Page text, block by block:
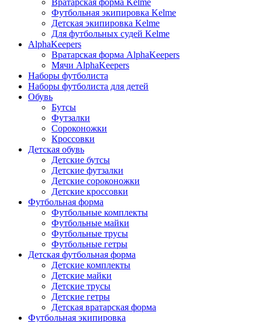
Вратарская форма Kelme
Футбольная экипировка Kelme
Детская экипировка Kelme
Для футбольных судей Kelme
AlphaKeepers
Вратарская форма AlphaKeepers
Мячи AlphaKeepers
Наборы футболиста
Наборы футболиста для детей
Обувь
Бутсы
Футзалки
Сороконожки
Кроссовки
Детская обувь
Детские бутсы
Детские футзалки
Детские сороконожки
Детские кроссовки
Футбольная форма
Футбольные комплекты
Футбольные майки
Футбольные трусы
Футбольные гетры
Детская футбольная форма
Детские комплекты
Детские майки
Детские трусы
Детские гетры
Детская вратарская форма
Футбольная экипировка